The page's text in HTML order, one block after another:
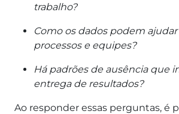
trabalho?
Como os dados podem
processos e equipes?
Há padrões de ausência que
entrega de resultados?
Ao responder essas perguntas, é